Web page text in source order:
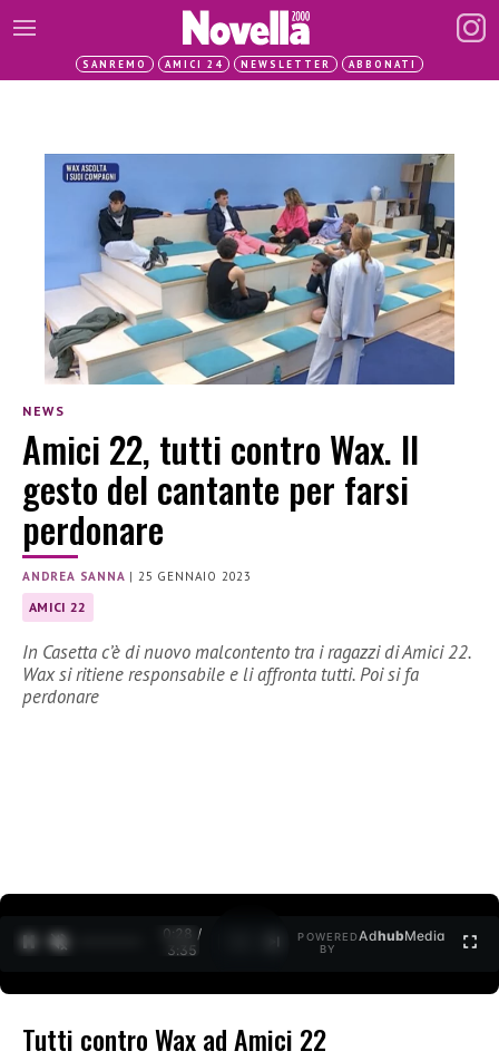
SANREMO AMICI 24 NEWSLETTER ABBONATI
NEWS
Amici 22, tutti contro Wax. Il
gesto del cantante per farsi
perdonare
ANDREA SANNA |25 GENNAIO 2023
AMICI 22
In Casetta c’è di nuovo malcontento tra i ragazzi di Amici 22.
Wax si ritiene responsabile e li affronta tutti. Poi si fa
perdonare
0:30 /
3:35
POWERED
BY
AdhubMedia
Tutti contro Wax ad Amici 22